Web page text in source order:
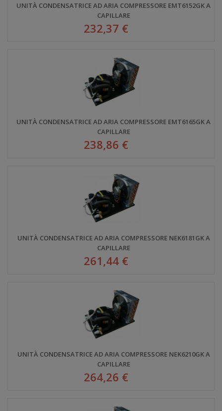
UNITÀ CONDENSATRICE AD ARIA COMPRESSORE EMT6152GK A
CAPILLARE
232,37 €
UNITÀ CONDENSATRICE AD ARIA COMPRESSORE EMT6165GK A
CAPILLARE
238,86 €
UNITÀ CONDENSATRICE AD ARIA COMPRESSORE NEK6181GK A
CAPILLARE
261,44 €
UNITÀ CONDENSATRICE AD ARIA COMPRESSORE NEK6210GK A
CAPILLARE
264,26 €